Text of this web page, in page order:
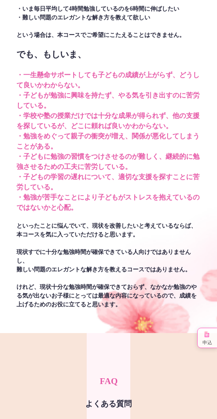
・いま毎日平均して4時間勉強しているのを6時間に伸ばしたい
・難しい問題のエレガントな解き方を教えて欲しい
という場合は、本コースでご希望にこたえることはできません。
でも、もしいま、
・一生懸命サポートしても子どもの成績が上がらず、どうし
て良いかわからない。
・子どもが勉強に興味を持たず、やる気を引き出すのに苦労
している。
・学校や塾の授業だけでは十分な成果が得られず、他の支援
を探しているが、どこに頼れば良いかわからない。
・勉強をめぐって親子の衝突が増え、関係が悪化してしまう
ことがある。
・子どもに勉強の習慣をつけさせるのが難しく、継続的に勉
強させるための工夫に苦労している。
・子どもの学習の遅れについて、適切な支援を探すことに苦
労している。
・勉強が苦手なことにより子どもがストレスを抱えているの
ではないかと心配。
といったことに悩んでいて、現状を改善したいと考えているならば、
本コースを気に入っていただけると思います。
現状すでに十分な勉強時間が確保できている人向けではありません
し、
難しい問題のエレガントな解き方を教えるコースではありません。
けれど、現状十分な勉強時間が確保できておらず、なかなか勉強のや
る気が出ないお子様にとっては最適な内容になっているので、成績を
上げるためのお役に立てると思います。
FAQ
よくある質問
申込